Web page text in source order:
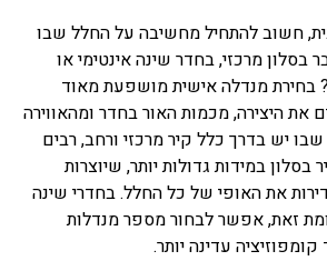
חשוב להתחיל מחשיבה על החלל שבו
בסלון מרכזי, בחדר שינה אינטימי או
מנדלה אישית מושפעת מאוד
היצירה, מכמות האור בחדר ומהאווירה
שבו יש בדרך כלל קיר מרכזי ורחב, רבים
במידות גדולות יותר, שיוצרות
את האופי של כל החלל. בחדרי שינה
זאת, אפשר לבחור מספר מנדלות
עדינה יותר.